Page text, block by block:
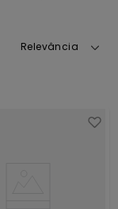
a todos.
para
textura lisa e
impecáveis.
Relevância